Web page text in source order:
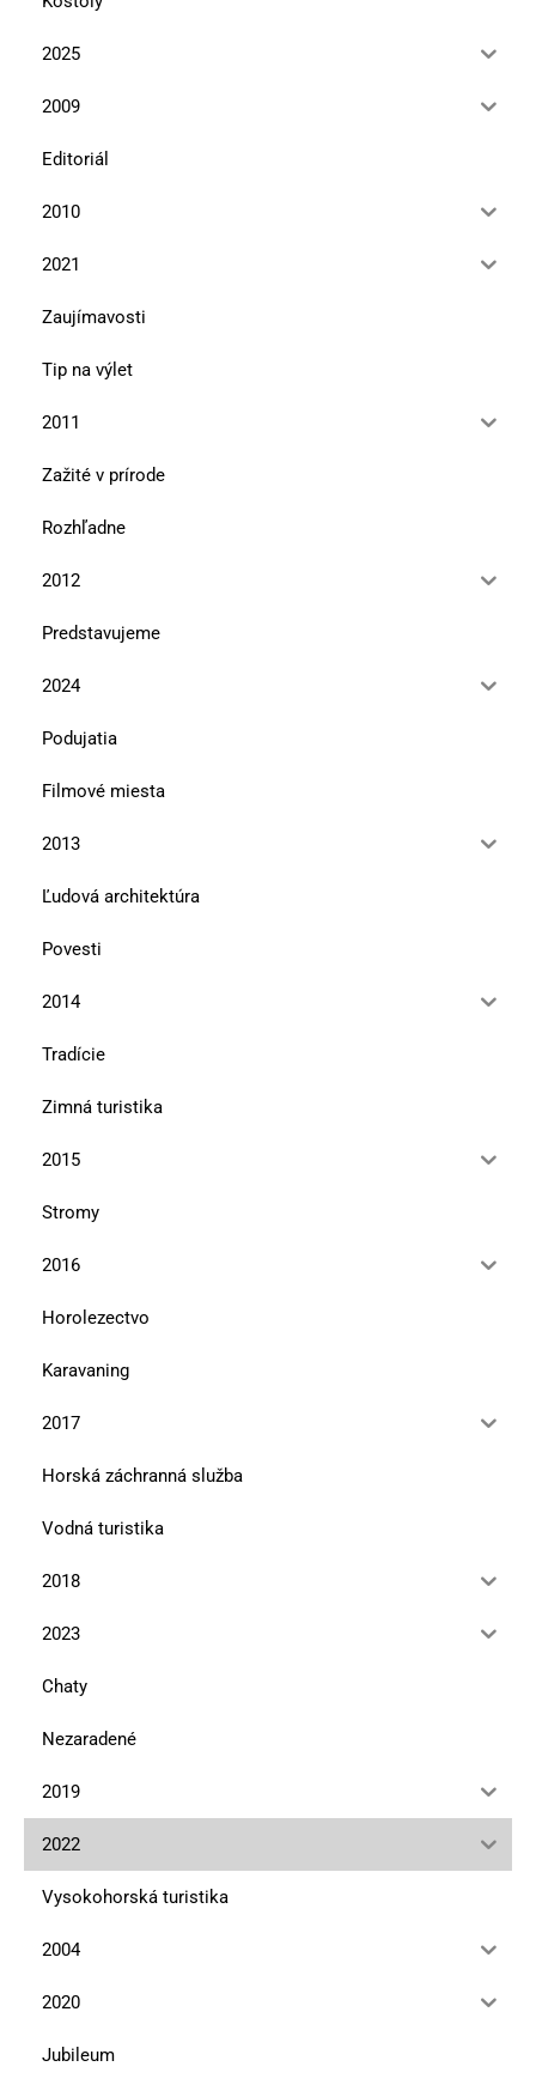
2025
2009
Editoriál
2010
2021
Zaujímavosti
Tip na výlet
2011
Zažité v prírode
Rozhľadne
2012
Predstavujeme
2024
Podujatia
Filmové miesta
2013
Ľudová architektúra
Povesti
2014
Tradície
Zimná turistika
2015
Stromy
2016
Horolezectvo
Karavaning
2017
Horská záchranná služba
Vodná turistika
2018
2023
Chaty
Nezaradené
2019
2022
Vysokohorská turistika
2004
2020
Jubileum